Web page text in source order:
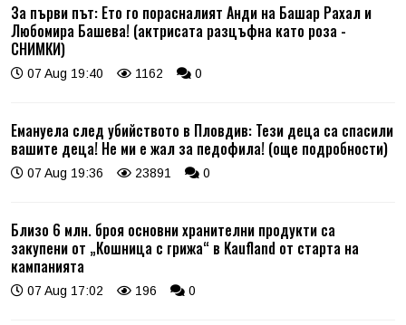
За първи път: Ето го порасналият Анди на Башар Рахал и
Любомира Башева! (актрисата разцъфна като роза -
СНИМКИ)
07 Aug 19:40 1162 0
Емануела след убийството в Пловдив: Тези деца са спасили
вашите деца! Не ми е жал за педофила! (още подробности)
07 Aug 19:36 23891 0
Близо 6 млн. броя основни хранителни продукти са
закупени от „Кошница с грижа“ в Kaufland от старта на
кампанията
07 Aug 17:02 196 0